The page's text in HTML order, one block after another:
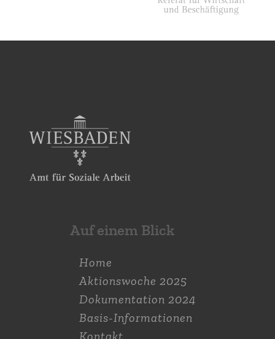
Auf einem Blick
Home
Aktions­woche 2025
Dokumen­tation 2024
Basis-Informationen
Kontakt